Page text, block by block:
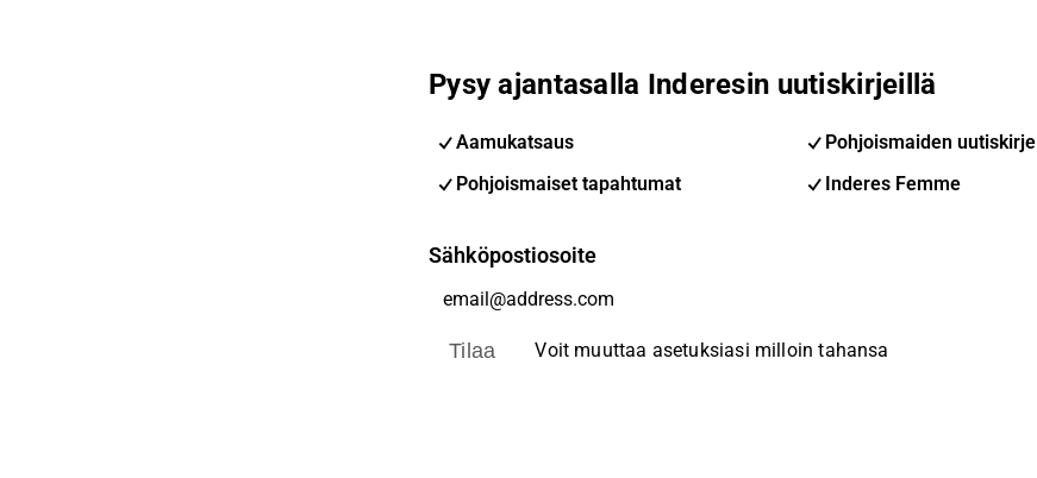
Pysy ajantasalla Inderesin uutiskirjeillä
Aamukatsaus
Pohjoismaiden uutiskirje
Pohjoismaiset tapahtumat
Inderes Femme
Sähköpostiosoite
Tilaa Voit muuttaa asetuksiasi milloin tahansa